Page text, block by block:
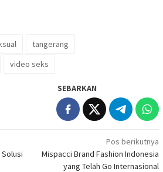
tangerang
video seks
SEBARKAN
Pos berikutnya
Mispacci Brand Fashion Indonesia
yang Telah Go Internasional